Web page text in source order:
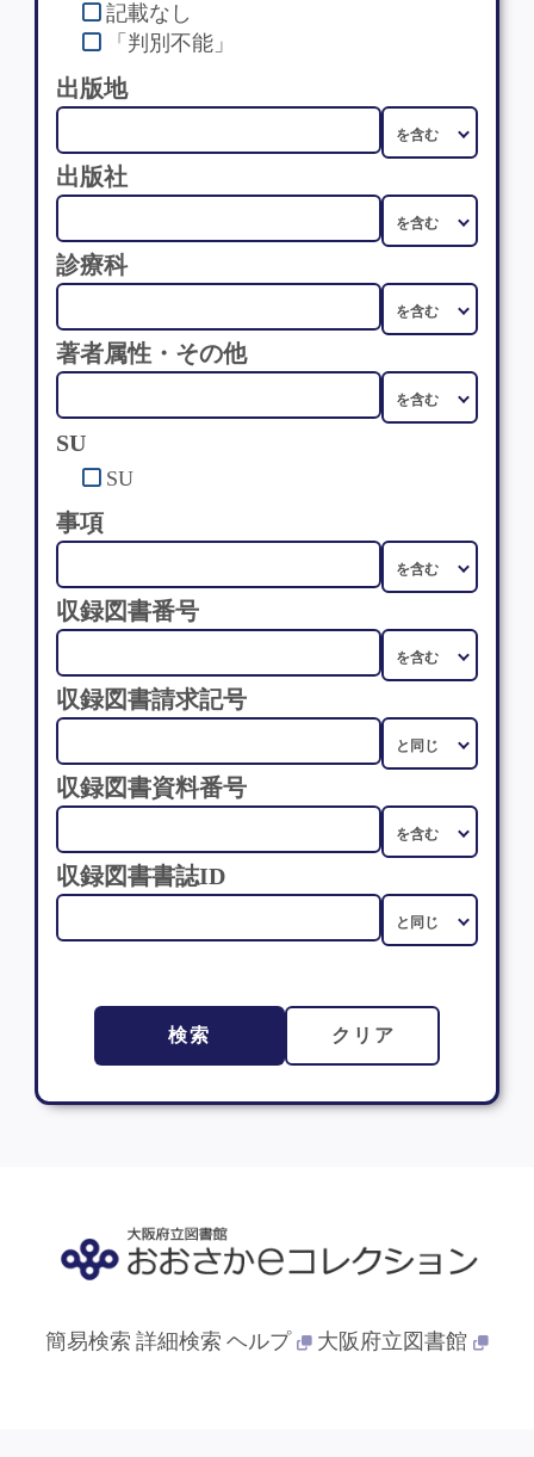
記載なし
「判別不能」
出版地
出版社
診療科
著者属性・その他
SU
SU
事項
収録図書番号
収録図書請求記号
収録図書資料番号
収録図書書誌ID
検索 クリア
簡易検索 詳細検索 ヘルプ 大阪府立図書館